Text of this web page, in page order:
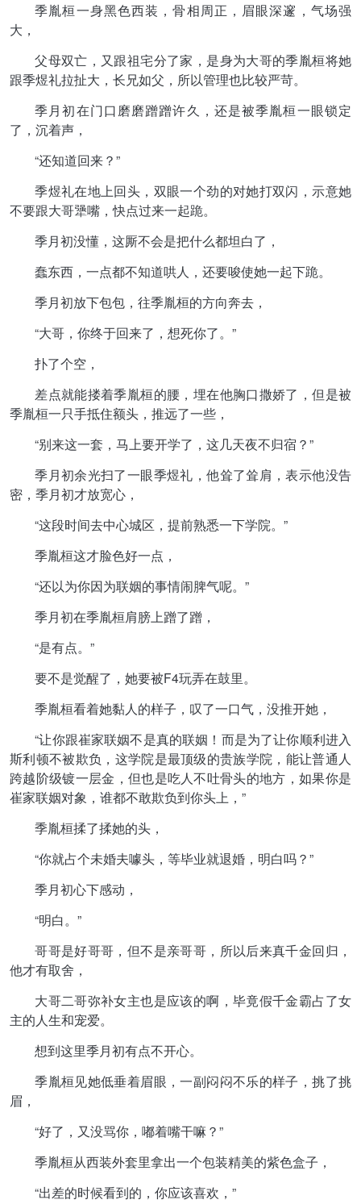
季胤桓一身黑色西装，骨相周正，眉眼深邃，气场强
大，
父母双亡，又跟祖宅分了家，是身为大哥的季胤桓将她
跟季煜礼拉扯大，长兄如父，所以管理也比较严苛。
季月初在门口磨磨蹭蹭许久，还是被季胤桓一眼锁定
了，沉着声，
“还知道回来？”
季煜礼在地上回头，双眼一个劲的对她打双闪，示意她
不要跟大哥犟嘴，快点过来一起跪。
季月初没懂，这厮不会是把什么都坦白了，
蠢东西，一点都不知道哄人，还要唆使她一起下跪。
季月初放下包包，往季胤桓的方向奔去，
“大哥，你终于回来了，想死你了。”
扑了个空，
差点就能搂着季胤桓的腰，埋在他胸口撒娇了，但是被
季胤桓一只手抵住额头，推远了一些，
“别来这一套，马上要开学了，这几天夜不归宿？”
季月初余光扫了一眼季煜礼，他耸了耸肩，表示他没告
密，季月初才放宽心，
“这段时间去中心城区，提前熟悉一下学院。”
季胤桓这才脸色好一点，
“还以为你因为联姻的事情闹脾气呢。”
季月初在季胤桓肩膀上蹭了蹭，
“是有点。”
要不是觉醒了，她要被F4玩弄在鼓里。
季胤桓看着她黏人的样子，叹了一口气，没推开她，
“让你跟崔家联姻不是真的联姻！而是为了让你顺利进入
斯利顿不被欺负，这学院是最顶级的贵族学院，能让普通人
跨越阶级镀一层金，但也是吃人不吐骨头的地方，如果你是
崔家联姻对象，谁都不敢欺负到你头上，”
季胤桓揉了揉她的头，
“你就占个未婚夫噱头，等毕业就退婚，明白吗？”
季月初心下感动，
“明白。”
哥哥是好哥哥，但不是亲哥哥，所以后来真千金回归，
他才有取舍，
大哥二哥弥补女主也是应该的啊，毕竟假千金霸占了女
主的人生和宠爱。
想到这里季月初有点不开心。
季胤桓见她低垂着眉眼，一副闷闷不乐的样子，挑了挑
眉，
“好了，又没骂你，嘟着嘴干嘛？”
季胤桓从西装外套里拿出一个包装精美的紫色盒子，
“出差的时候看到的，你应该喜欢，”